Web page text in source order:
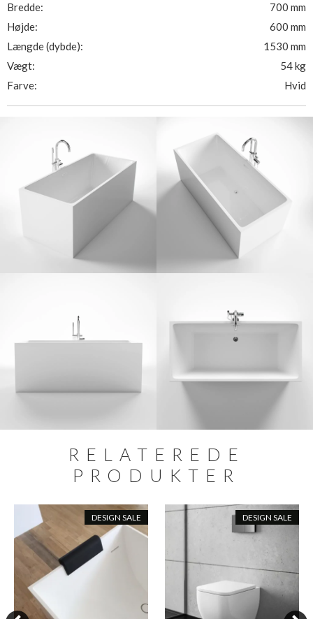
Bredde:
700 mm
Højde:
600 mm
Længde (dybde):
1530 mm
Vægt:
54 kg
Farve:
Hvid
RELATEREDE
PRODUKTER
DESIGN SALE DESIGN SALE